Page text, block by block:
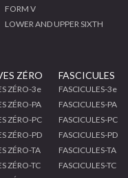
FORM V
LOWER AND UPPER SIXTH
ZÉRO
ZÉRO-3e
ZÉRO-PA
ZÉRO-PC
ZÉRO-PD
ZÉRO-TA
ZÉRO-TC
FASCICULES
FASCICULES-3e
FASCICULES-PA
FASCICULES-PC
FASCICULES-PD
FASCICULES-TA
FASCICULES-TC